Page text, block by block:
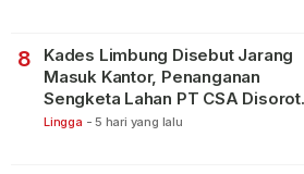
8
Kades Limbung Disebut Jarang
Masuk Kantor, Penanganan
Sengketa Lahan PT CSA Disorot
Warga
Lingga - 5 hari yang lalu